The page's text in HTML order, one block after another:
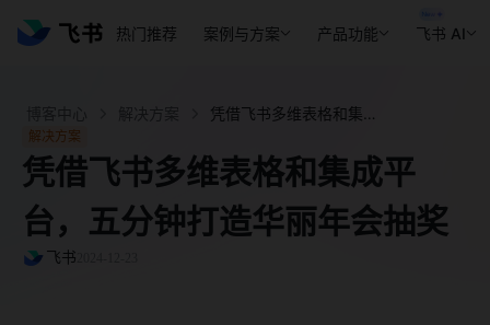
热门推荐 案例与方案 产品功能 飞书 AI
解决方案
凭借飞书多维表格和集成平
台，五分钟打造华丽年会抽奖
飞书